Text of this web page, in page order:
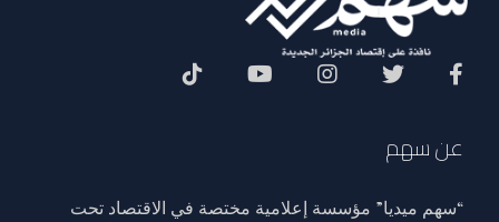
عن سهم
“سهم ميديا” مؤسسة إعلامية مختصة في الاقتصاد تحت